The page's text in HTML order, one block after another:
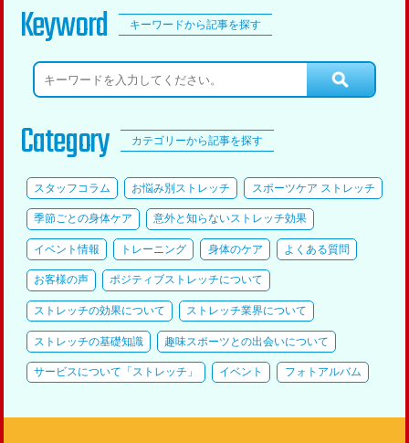
Keyword キーワードから記事を探す
Category カテゴリーから記事を探す
スタッフコラム お悩み別ストレッチ スポーツケア ストレッチ
季節ごとの身体ケア 意外と知らないストレッチ効果
イベント情報 トレーニング 身体のケア よくある質問
お客様の声 ポジティブストレッチについて
ストレッチの効果について ストレッチ業界について
ストレッチの基礎知識 趣味スポーツとの出会いについて
サービスについて「ストレッチ」 イベント フォトアルバム